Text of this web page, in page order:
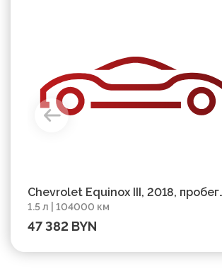
Chevrolet Equinox III, 2018, пробег
104000 км
1.5 л | 104000 км
47 382 BYN